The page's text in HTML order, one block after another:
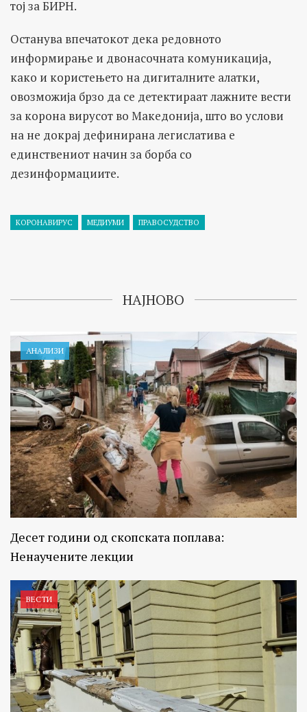
тој за БИРН.
Oстанува впечатокот дека редовното
информирање и двонасочната комуникација,
како и користењето на дигиталните алатки,
овозможија брзо да се детектираат лажните вести
за корона вирусот во Македонија, што во услови
на не докрај дефинирана легислатива е
единствениот начин за борба со
дезинформациите.
КОРОНАВИРУС МЕДИУМИ ПРАВОСУДСТВО
НАЈНОВО
АНАЛИЗИ
Десет години од скопската поплава:
Ненаучените лекции
ВЕСТИ